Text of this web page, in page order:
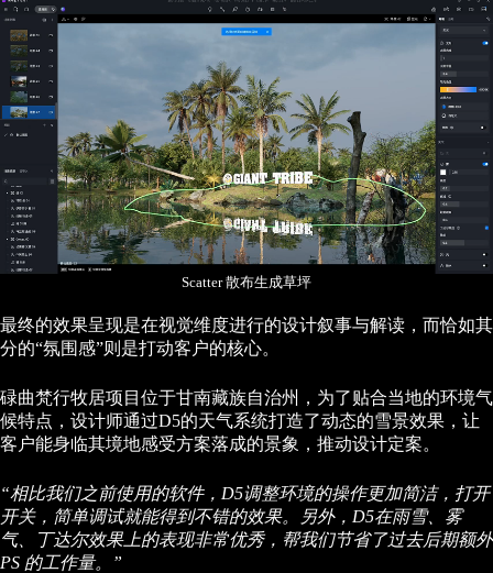
Scatter 散布生成草坪
最终的效果呈现是在视觉维度进行的设计叙事与解读，而恰如其
分的“氛围感”则是打动客户的核心。
碌曲梵行牧居项目位于甘南藏族自治州，为了贴合当地的环境气
候特点，设计师通过D5的天气系统打造了动态的雪景效果，让
客户能身临其境地感受方案落成的景象，推动设计定案。
“相比我们之前使用的软件，D5调整环境的操作更加简洁，打开
开关，简单调试就能得到不错的效果。另外，D5在雨雪、雾
气、丁达尔效果上的表现非常优秀，帮我们节省了过去后期额外
PS 的工作量。”